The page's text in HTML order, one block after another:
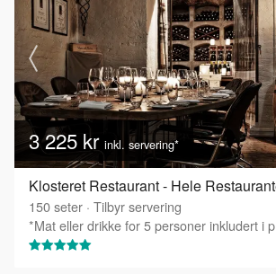
3 225 kr inkl. servering*
Klosteret Restaurant - Hele
150seter · Tilbyr servering
*Mat eller drikke for 5 personer inkludert i